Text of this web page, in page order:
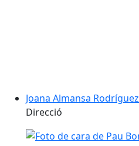
Joana Almansa Rodríguez
Direcció